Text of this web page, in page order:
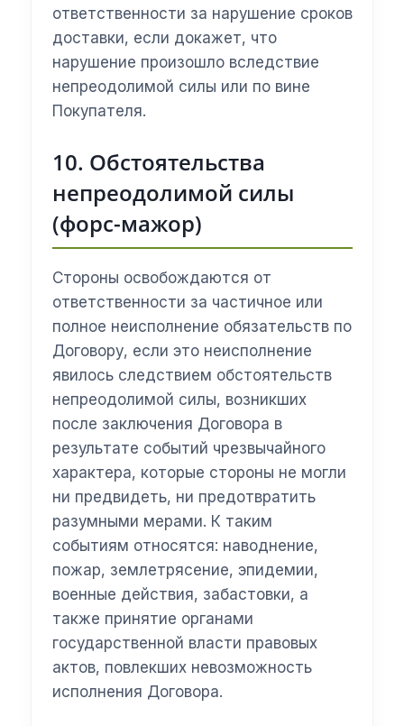
ответственности за нарушение сроков
доставки, если докажет, что
нарушение произошло вследствие
непреодолимой силы или по вине
Покупателя.
10. Обстоятельства
непреодолимой силы
(форс-мажор)
Стороны освобождаются от
ответственности за частичное или
полное неисполнение обязательств по
Договору, если это неисполнение
явилось следствием обстоятельств
непреодолимой силы, возникших
после заключения Договора в
результате событий чрезвычайного
характера, которые стороны не могли
ни предвидеть, ни предотвратить
разумными мерами. К таким
событиям относятся: наводнение,
пожар, землетрясение, эпидемии,
военные действия, забастовки, а
также принятие органами
государственной власти правовых
актов, повлекших невозможность
исполнения Договора.